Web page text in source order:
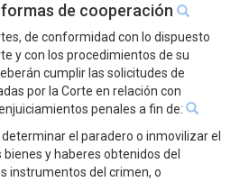
de cooperación
de conformidad con lo dispuesto
y con los procedimientos de su
cumplir las solicitudes de
por la Corte en relación con
penales a fin de:
el paradero o inmovilizar el
y haberes obtenidos del
instrumentos del crimen, o